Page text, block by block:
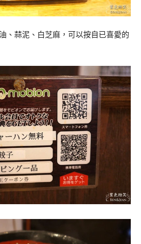
、蒜泥、白芝麻，可以按自已喜愛的